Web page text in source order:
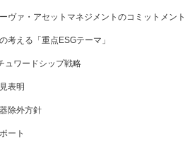
ヴァ・アセットマネジメントのコミットメント
考える「重点ESGテーマ」
ュワードシップ戦略
表明
除外方針
ート